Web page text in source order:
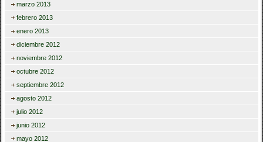
marzo 2013
febrero 2013
enero 2013
diciembre 2012
noviembre 2012
octubre 2012
septiembre 2012
agosto 2012
julio 2012
junio 2012
mayo 2012